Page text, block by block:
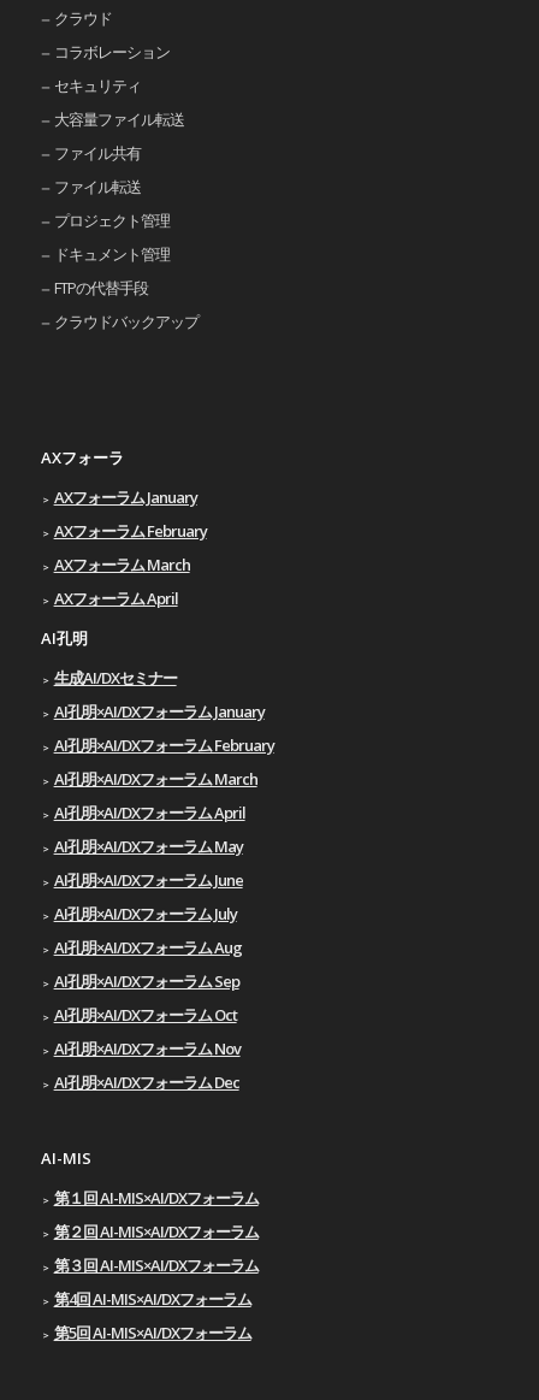
クラウド
コラボレーション
セキュリティ
大容量ファイル転送
ファイル共有
ファイル転送
プロジェクト管理
ドキュメント管理
FTPの代替手段
クラウドバックアップ
AXフォーラ
AXフォーラム January
AXフォーラム February
AXフォーラム March
AXフォーラム April
AI孔明
生成AI/DXセミナー
AI孔明×AI/DXフォーラム January
AI孔明×AI/DXフォーラム February
AI孔明×AI/DXフォーラム March
AI孔明×AI/DXフォーラム April
AI孔明×AI/DXフォーラム May
AI孔明×AI/DXフォーラム June
AI孔明×AI/DXフォーラム July
AI孔明×AI/DXフォーラム Aug
AI孔明×AI/DXフォーラム Sep
AI孔明×AI/DXフォーラム Oct
AI孔明×AI/DXフォーラム Nov
AI孔明×AI/DXフォーラム Dec
AI-MIS
第１回 AI-MIS×AI/DXフォーラム
第２回 AI-MIS×AI/DXフォーラム
第３回 AI-MIS×AI/DXフォーラム
第4回 AI-MIS×AI/DXフォーラム
第5回 AI-MIS×AI/DXフォーラム